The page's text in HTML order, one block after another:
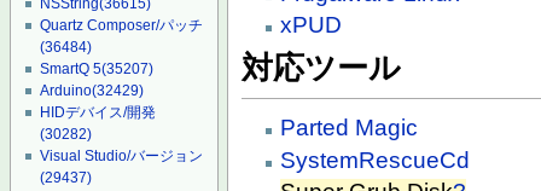
NSString(36615)
Quartz Composer/パッチ
(36484)
SmartQ 5(35207)
Arduino(32429)
HIDデバイス/開発
(30282)
Visual Studio/バージョン
(29437)
xPUD
対応ツール
Parted Magic
SystemRescueCd